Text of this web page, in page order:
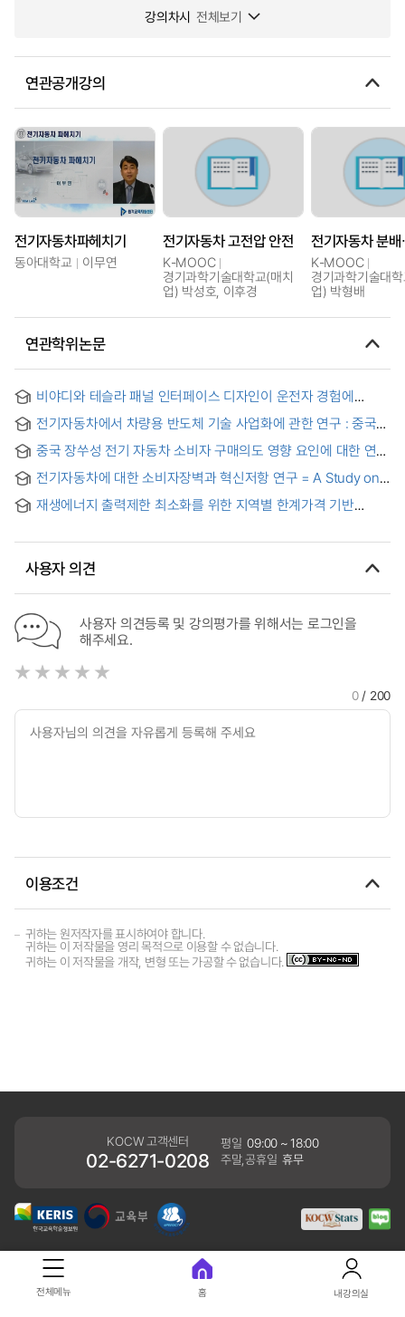
강의차시 전체보기
연관공개강의
전기자동차파헤치기
동아대학교 이무연
전기자동차 고전압 안전
K-MOOC
경기과학기술대학교(매치
업) 박성호, 이후경
K-MOOC
경기과학기술대
업) 박형배
연관학위논문
비야디와 테슬라 패널 인터페이스 디자인이 운전자 경험에
미치는 어포던스 디자인 연구 : 전기자동차 패널 어포던스를
중심으로 = An affordance design study on the driver
experience of BYD and Tesla panel interface design
전기자동차에서 차량용 반도체 기술 사업화에 관한 연구 : 중국
시장을 중심으로 = A study on commercialization of
automotive semiconductor technology in electric vehicles :
Focusing on the Chinese market
중국 장쑤성 전기 자동차 소비자 구매의도 영향 요인에 대한 연구
= A Study on the Factors Affecting Purchase Intention of
Electric Vehicles in Jiangsu Province, China
전기자동차에 대한 소비자장벽과 혁신저항 연구 = A Study on
Consumer Barrier and Innovation Resistance for Electric
Vehicles
재생에너지 출력제한 최소화를 위한 지역별 한계가격 기반
Scheduling of Electric Vehicle Aggregator Based on
Curtailment
사용자 의견
사용자 의견등록 및 강의평가를 위해서는 로그인을
해주세요.
0/ 200
이용조건
귀하는 원저작자를 표시하여야 합니다.
귀하는 이 저작물을 영리 목적으로 이용할 수 없습니다.
귀하는 이 저작물을 개작, 변형 또는 가공할 수 없습니다.
KOCW 고객센터
02-6271-0208
평일 09:00 ~ 18:00
주말,공휴일 휴무
개인정보처리방침
41061 대구광역시 동구 동내로 64 (동내동 1119) 우)41061
전체메뉴 홈 내강의실